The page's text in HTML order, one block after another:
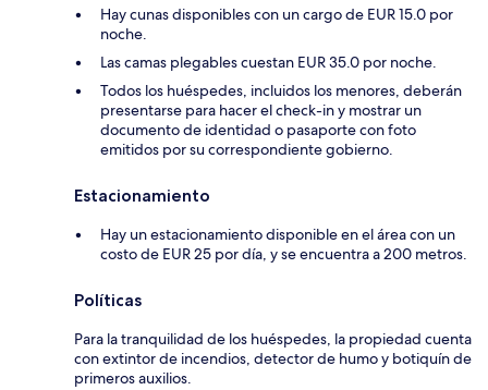
Hay cunas disponibles con un cargo de EUR 15.0 por
noche.
Las camas plegables cuestan EUR 35.0 por noche.
Todos los huéspedes, incluidos los menores, deberán
presentarse para hacer el check-in y mostrar un
documento de identidad o pasaporte con foto
emitidos por su correspondiente gobierno.
Estacionamiento
Hay un estacionamiento disponible en el área con un
costo de EUR 25 por día, y se encuentra a 200 metros.
Políticas
Para la tranquilidad de los huéspedes, la propiedad cuenta
con extintor de incendios, detector de humo y botiquín de
primeros auxilios.